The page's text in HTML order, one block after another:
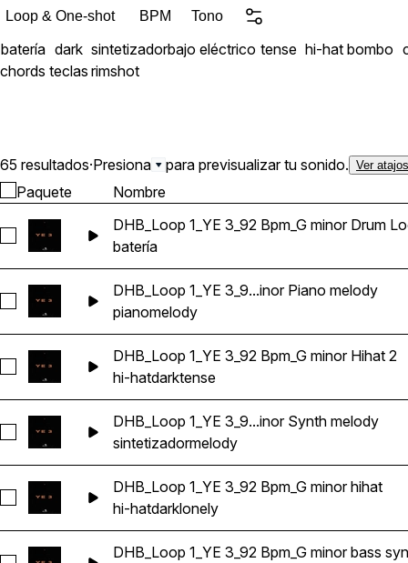
sound, these samples
record. Every melody is professionally mixed and ready to drag into your DAW,
making YE3 perfect for
ultimate **Kanye West
**YE3** is built to
producers.
Loop & One-shot BPM Tono
batería dark sintetizadorbajo eléctrico tense hi-hat bombo
chords teclas rimshot
65 resultados·Presiona para previsualizar tu sonido. Ver
Paquete Nombre
Seleccionar DHB_Loop 1_YE 3_92 Bpm_G minor Drum Loop
DHB_Loop 1_YE 3_92 Bpm_G minor Drum
batería
Seleccionar DHB_Loop 1_YE 3_92 Bpm_G minor Piano melody
DHB_Loop 1_YE 3_9...inor Piano melody
pianomelody
Seleccionar DHB_Loop 1_YE 3_92 Bpm_G minor Hihat 2
DHB_Loop 1_YE 3_92 Bpm_G minor Hihat 2
hi-hatdarktense
Seleccionar DHB_Loop 1_YE 3_92 Bpm_G minor Synth
DHB_Loop 1_YE 3_9...inor Synth melody
sintetizadormelody
Seleccionar DHB_Loop 1_YE 3_92 Bpm_G minor hihat
DHB_Loop 1_YE 3_92 Bpm_G minor hihat
hi-hatdarklonely
DHB_Loop 1_YE 3_92 Bpm_G minor bass